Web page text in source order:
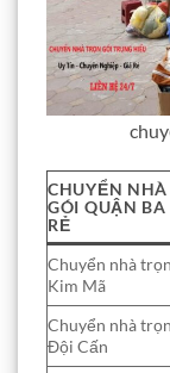
CHUYỂN NHÀ
GÓI QUẬN
RẺ
Chuyển nhà
Kim Mã
Chuyển nhà
Đội Cấn